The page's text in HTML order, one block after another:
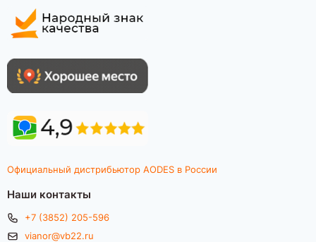
Официальный дистрибьютор AODES в России
Наши контакты
+7 (3852) 205-596
vianor@vb22.ru